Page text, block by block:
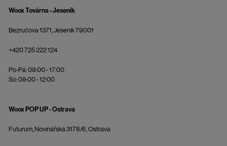
Woox Továrna - Jeseník
Bezručova 1371, Jeseník 79001
+420 725 222 124
Po-Pá: 09:00 - 17:00
So: 09:00 - 12:00
Woox POP UP - Ostrava
Futurum, Novinářská 3178/6, Ostrava